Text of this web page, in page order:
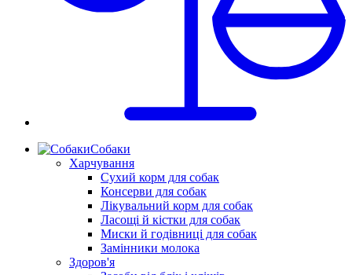
Собаки
Харчування
Сухий корм для собак
Консерви для собак
Лікувальний корм для собак
Ласощі й кістки для собак
Миски й годівниці для собак
Замінники молока
Здоров'я